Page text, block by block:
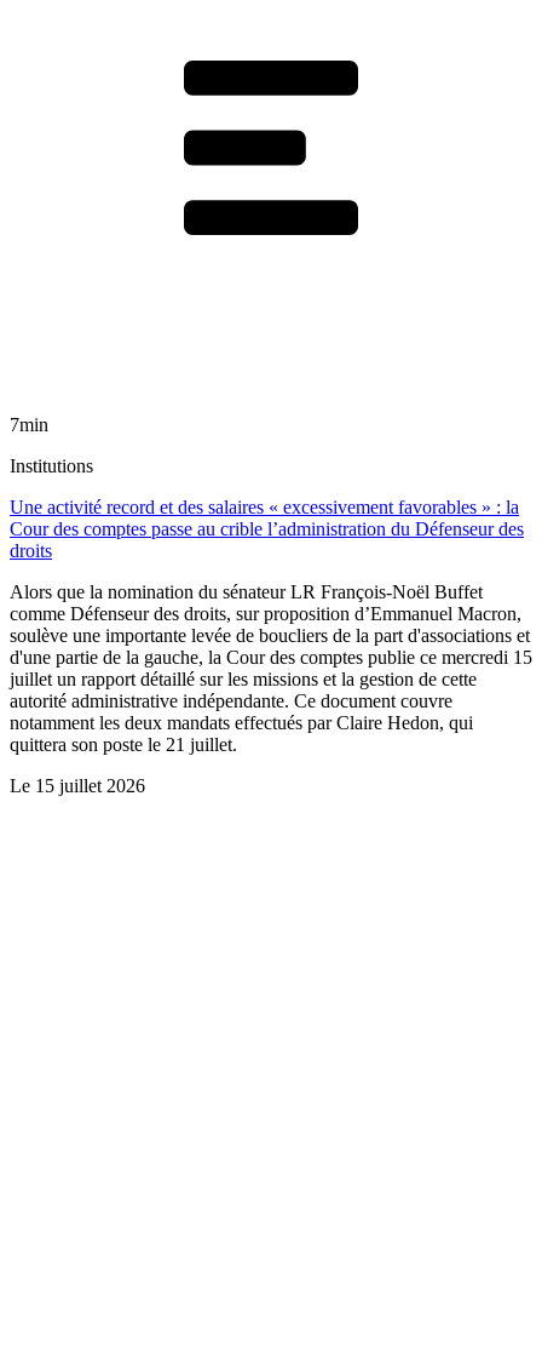
7min
Institutions
Une activité record et des salaires « excessivement favorables » : la
Cour des comptes passe au crible l’administration du Défenseur des
droits
Alors que la nomination du sénateur LR François-Noël Buffet
comme Défenseur des droits, sur proposition d’Emmanuel Macron,
soulève une importante levée de boucliers de la part d'associations et
d'une partie de la gauche, la Cour des comptes publie ce mercredi 15
juillet un rapport détaillé sur les missions et la gestion de cette
autorité administrative indépendante. Ce document couvre
notamment les deux mandats effectués par Claire Hedon, qui
quittera son poste le 21 juillet.
Le 15 juillet 2026